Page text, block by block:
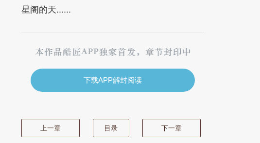
星阁的天......
下载APP解封阅读
上一章 目录 下一章